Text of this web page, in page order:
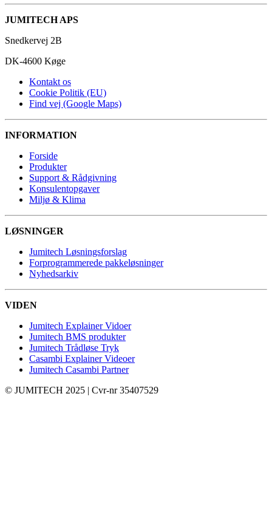
JUMITECH APS
Snedkervej 2B
DK-4600 Køge
Kontakt os
Cookie Politik (EU)
Find vej (Google Maps)
INFORMATION
Forside
Produkter
Support & Rådgivning
Konsulentopgaver
Miljø & Klima
LØSNINGER
Jumitech Løsningsforslag
Forprogrammerede pakkeløsninger
Nyhedsarkiv
VIDEN
Jumitech Explainer Vidoer
Jumitech BMS produkter
Jumitech Trådløse Tryk
Casambi Explainer Videoer
Jumitech Casambi Partner
© JUMITECH 2025 | Cvr-nr 35407529